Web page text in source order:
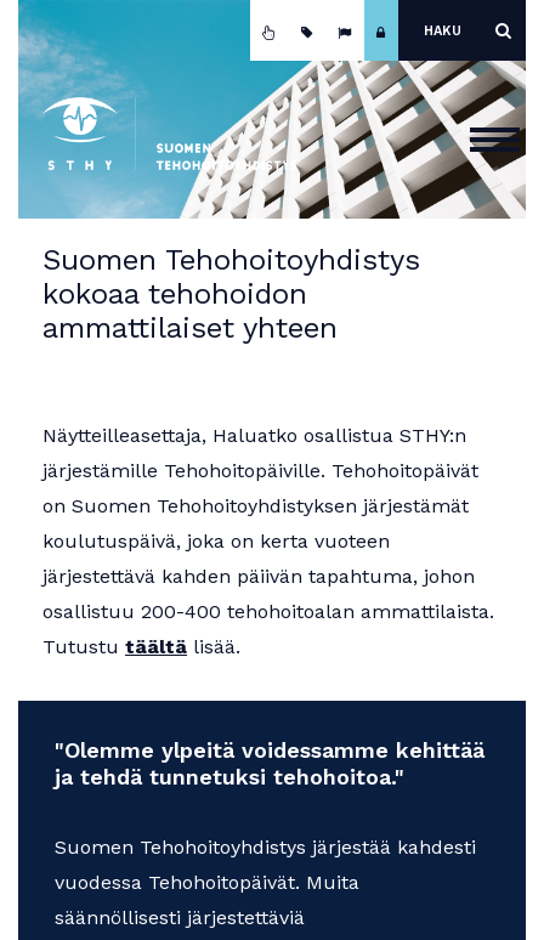
Ajankohtaista
Yhdistys
Jäsenyys
Mainokset ja näyttely
Apurahat
Suomen Tehohoitoyhdistys
kokoaa tehohoidon
ammattilaiset yhteen
Näytteilleasettaja, Haluatko osallistua STHY:n
järjestämille Tehohoitopäiville. Tehohoitopäivät
on Suomen Tehohoitoyhdistyksen järjestämät
koulutuspäivä, joka on kerta vuoteen
järjestettävä kahden päiivän tapahtuma, johon
osallistuu 200-400 tehohoitoalan ammattilaista.
Tutustu täältä lisää.
"Olemme ylpeitä voidessamme kehittää
ja tehdä tunnetuksi tehohoitoa."
Suomen Tehohoitoyhdistys järjestää kahdesti
vuodessa Tehohoitopäivät. Muita
säännöllisesti järjestettäviä